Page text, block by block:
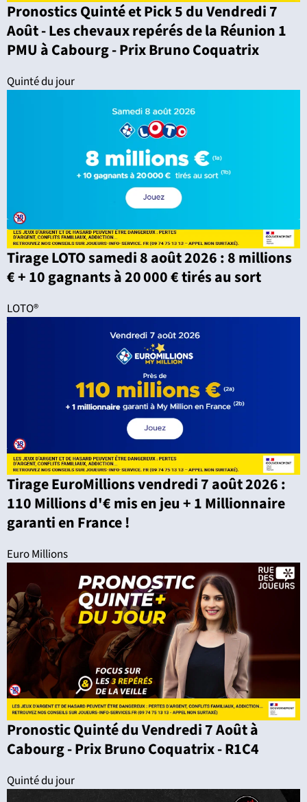
Pronostics Quinté et Pick 5 du Vendredi 7
Août - Les chevaux repérés de la Réunion 1
PMU à Cabourg - Prix Bruno Coquatrix
Quinté du jour
Tirage LOTO samedi 8 août 2026 : 8 millions
€ + 10 gagnants à 20 000 € tirés au sort
LOTO®
Tirage EuroMillions vendredi 7 août 2026 :
110 Millions d'€ mis en jeu + 1 Millionnaire
garanti en France !
Euro Millions
Pronostic Quinté du Vendredi 7 Août à
Cabourg - Prix Bruno Coquatrix - R1C4
Quinté du jour